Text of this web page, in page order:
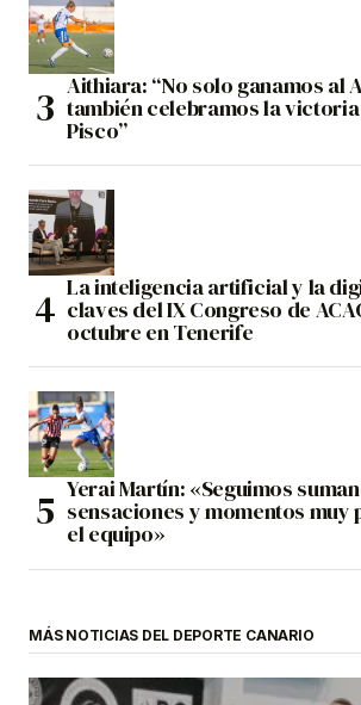
Aithiara: “No solo ganamos al
también celebramos la
Pisco”
La inteligencia artificial y la
claves del IX Congreso de
octubre en Tenerife
Yerai Martín: «Seguimos
sensaciones y momentos muy
el equipo»
MÁS NOTICIAS DEL DEPORTE CANARIO